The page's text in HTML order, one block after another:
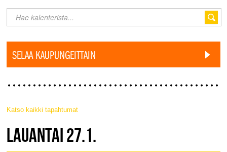
SELAA KAUPUNGEITTAIN
Katso kaikki tapahtumat
JAZZ FINLAND LIVE
LAUANTAI 27.1.